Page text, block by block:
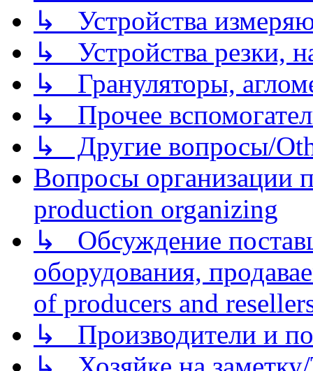
↳ Устройства
↳ Устройства резки,
↳ Грануляторы,
↳ Прочее
↳ Другие вопросы/
Вопросы организации
production organizing
↳ Обсуждение
оборудования,
of producers and
↳ Производители и